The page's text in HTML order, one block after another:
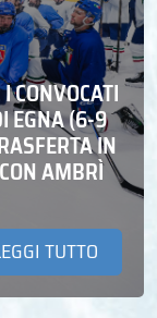
CONVOCATI
EGNA (6-9
IN
AMBRÌ
TUTTO